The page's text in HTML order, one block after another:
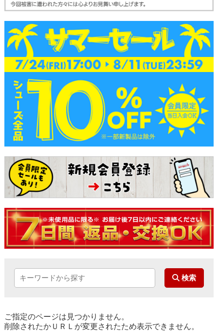
ご指定のページは見つかりません。
削除されたかＵＲＬが変更されたため表示できません。